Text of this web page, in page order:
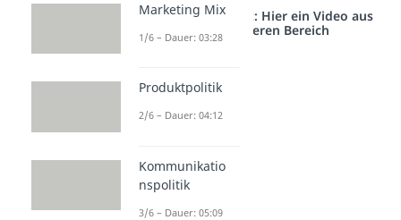
Studyflix vernetzt: Hier ein Video aus
einem anderen Bereich
Marketing Mix
1/6 – Dauer: 03:28
Produktpolitik
2/6 – Dauer: 04:12
Kommunikatio
nspolitik
3/6 – Dauer: 05:09